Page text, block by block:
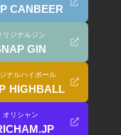
CANBEER
リジナルジン
GIN
ナルハイボール
HIGHBALL
オリシャン